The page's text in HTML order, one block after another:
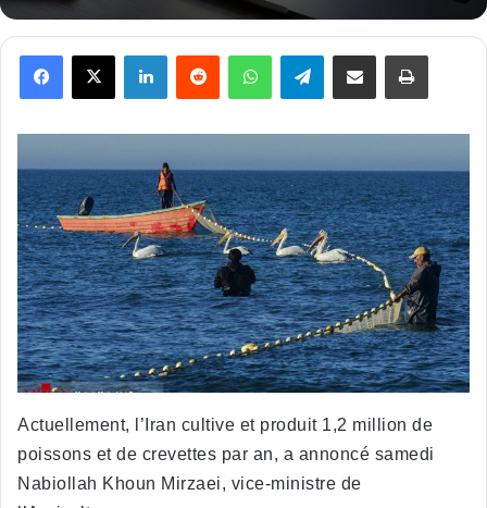
FacebookX LinkedinReddit WhatsAppTelegramPartager par email Imprimer
Actuellement, l’Iran cultive et produit 1,2 million de
poissons et de crevettes par an, a annoncé samedi
Nabiollah Khoun Mirzaei, vice-ministre de